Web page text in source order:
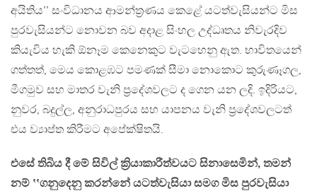
අයිතිය’’ සංවිධානය ආමන්ත්‍රණය කෙළේ යටත්වැසියන්ට මිස
පුරවැසියන්ට නොවන බව අදාළ සිංහල උද්ධෘතය නිවැරදිව
කියැවිය හැකි ඕනෑම කෙනෙකුට වැටහෙනු ඇත. භාවිතයෙන්
ගත්තත්, මෙය කොළඹට පමණක් සීමා නොකොට කුරුණෑගල,
මීගමුව සහ මාතර වැනි ප්‍රදේශවලට ද ගෙන යන ලදි. ඉදිරියට,
නුවර, බදුල්ල, අනුරාධපුරය සහ යාපනය වැනි ප්‍රදේශවලටත්
එය ව්‍යාප්ත කිරීමට අපේක්ෂිතයි.
එසේ තිබිය දී මේ සිවිල් ක්‍රියාකාරීත්වයට සිනාසෙමින්, තමන්
නම් ‛‛ගනුදෙනු කරන්නේ යටත්වැසියා සමග මිස පුරවැසියා